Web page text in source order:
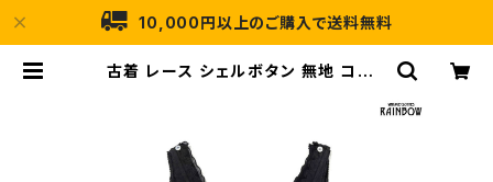
10,000円以上のご購入で送料無料
古着 レース シェルボタン 無地 コット